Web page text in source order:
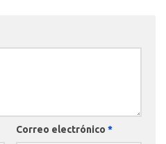
Correo electrónico *